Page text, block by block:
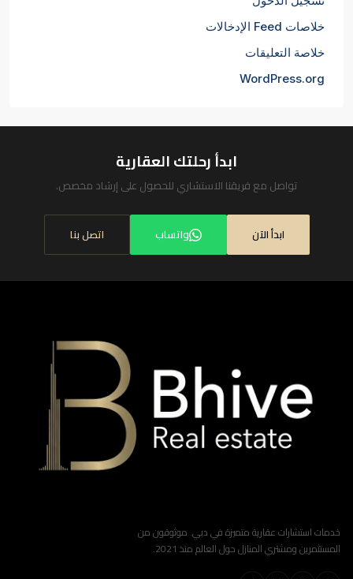
خلاصات Feed الإدخالات
خلاصة التعليقات
WordPress.org
ابدأ رحلتك العقارية
تواصل مع فريقنا الاستشاري للحصول على إرشاد مخصص.
ابدأ الآن واتساب اتصل بنا
خدمات استشارات عقارية متميزة في دبي. موثوقون من
المستثمرين ومشتري المنازل حول العالم منذ 2021.